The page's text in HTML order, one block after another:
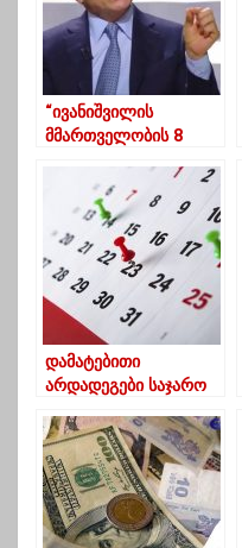
“ივანიშვილის
მმართველობის 8
ბიუჯეტიდან 100
მილიარდზე მეტი
დაიხარჯა”
დამატებითი
არდადეგები საჯარო
– 30 აპრილიდან 13
მაისამდე
საქართველოში
სწავლა შეწყდება